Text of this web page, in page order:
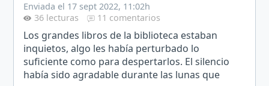
Enviada el 17 sept 2022, 11:02h
36 lecturas
11 comentarios
Los grandes libros de la biblioteca estaban
inquietos, algo les había perturbado lo
suficiente como para despertarlos. El silencio
había sido agradable durante las lunas que